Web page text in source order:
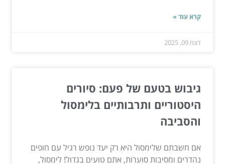
קרא עוד »
דצמ 09, 2025
גיבוש בטעם של פעם: סיורים
היסטוריים ותרבותיים בלימסול
והסביבה
אם חשבתם שלימסול היא רק יעד נופש רגיל עם חופים
נהדרים ומסיבות סוערות, אתם טועים בגדול! לימסול,